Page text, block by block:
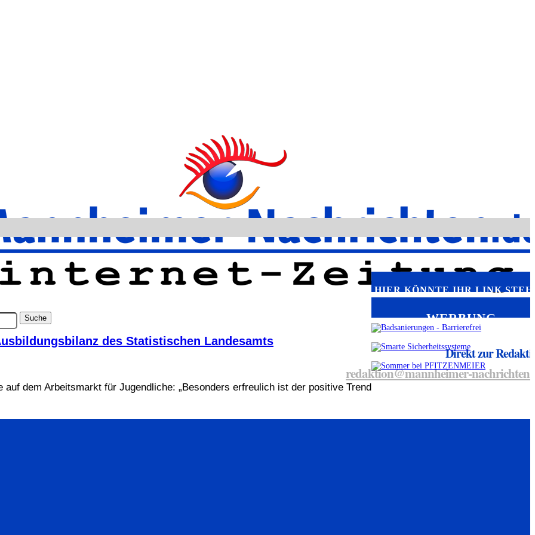
Direkt zur
redaktion@mannheimer-
des Statistischen Landesamts
dem Arbeitsmarkt für Jugendliche: „Besonders erfreulich ist der positive Trend
HIER KÖNNTE IHR LINK
WERBUNG